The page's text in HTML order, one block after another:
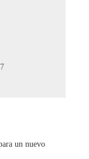
un nuevo